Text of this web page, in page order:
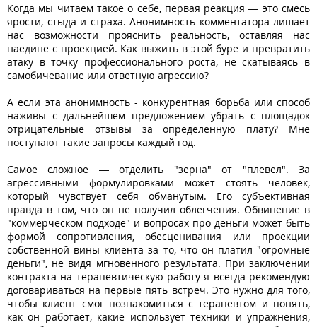
Когда мы читаем такое о себе, первая реакция — это смесь
ярости, стыда и страха. Анонимность комментатора лишает
нас возможности прояснить реальность, оставляя нас
наедине с проекцией. Как выжить в этой буре и превратить
атаку в точку профессионального роста, не скатываясь в
самобичевание или ответную агрессию?
А если эта анонимность - конкурентная борьба или способ
наживы с дальнейшем предложением убрать с площадок
отрицательные отзывы за определенную плату? Мне
поступают такие запросы каждый год.
Самое сложное — отделить "зерна" от "плевел". За
агрессивными формулировками может стоять человек,
который чувствует себя обманутым. Его субъективная
правда в том, что он не получил облегчения. Обвинение в
"коммерческом подходе" и вопросах про деньги может быть
формой сопротивления, обесценивания или проекции
собственной вины клиента за то, что он платил "огромные
деньги", не видя мгновенного результата. При заключении
контракта на терапевтическую работу я всегда рекомендую
договариваться на первые пять встреч. Это нужно для того,
чтобы клиент смог познакомиться с терапевтом и понять,
как он работает, какие использует техники и упражнения,